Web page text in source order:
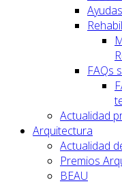
FAQs
Actualidad
Arquitectura
Actualidad
Premios
BEAU